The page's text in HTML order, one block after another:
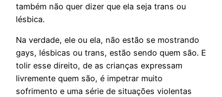
também não quer dizer que ela seja trans ou
lésbica.
Na verdade, ele ou ela, não estão se mostrando
gays, lésbicas ou trans, estão sendo quem são. E
tolir esse direito, de as crianças expressam
livremente quem são, é impetrar muito
sofrimento e uma série de situações violentas